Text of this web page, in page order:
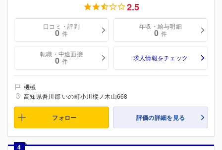
2.5
口コミ・評判
0 件
年収・給与明細
0 件
転職・中途面接
0 件 求人情報をチェック
機械
高知県吾川郡 いの町小川樅ノ木山668
フォロー 評価の詳細を見る
4